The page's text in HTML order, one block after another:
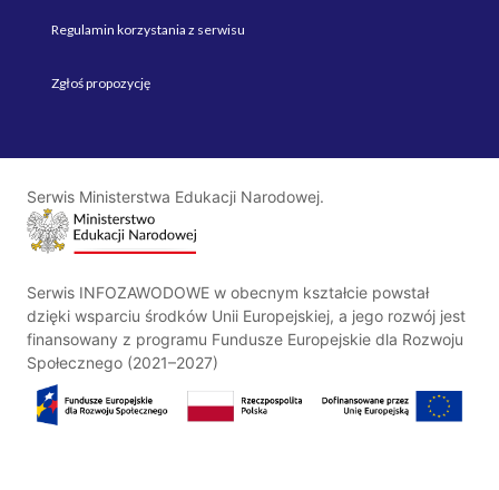
Regulamin korzystania z serwisu
Zgłoś propozycję
Serwis Ministerstwa Edukacji Narodowej.
Serwis INFOZAWODOWE w obecnym kształcie powstał
dzięki wsparciu środków Unii Europejskiej, a jego rozwój jest
finansowany z programu Fundusze Europejskie dla Rozwoju
Społecznego (2021–2027)